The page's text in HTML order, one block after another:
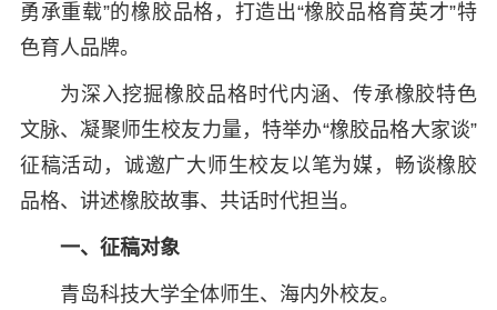
勇承重载”的橡胶品格，打造出“橡胶品格育英才”特
色育人品牌。
为深入挖掘橡胶品格时代内涵、传承橡胶特色
文脉、凝聚师生校友力量，特举办“橡胶品格大家谈”
征稿活动，诚邀广大师生校友以笔为媒，畅谈橡胶
品格、讲述橡胶故事、共话时代担当。
一、征稿对象
青岛科技大学全体师生、海内外校友。